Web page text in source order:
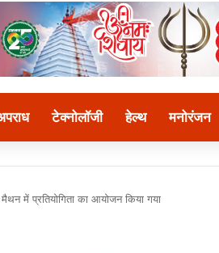
टेक्नोलॉजी हेल्थ मनोरंजन
मैथन में प्रतियोगिता का आयोजन किया गया